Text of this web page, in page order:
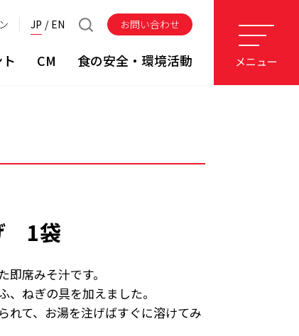
JP EN お問い合わせ
CM 食の安全・環境活動 メニュー
1袋
席みそ汁です。
ねぎの具を加えました。
れて、お湯を注げばすぐに溶けてみ